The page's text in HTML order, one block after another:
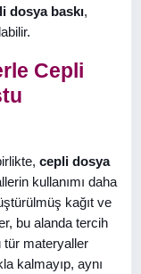
dosya baskı,
Cepli
cepli dosya
kullanımı daha
kağıt ve
bu alanda tercih
tür materyaller
kalmayıp, aynı